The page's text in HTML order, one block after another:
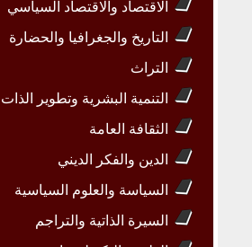
الاقتصاد والاقتصاد السياسي
التاريخ والجغرافيا والحضارة
التراث
التنمية البشرية وتطوير الذات
الثقافة العامة
الدين والفكر الديني
السياسة والعلوم السياسية
السيرة الذاتية والتراجم